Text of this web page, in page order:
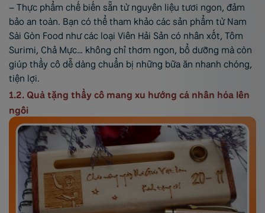
– Thực phẩm chế biến sẵn từ nguyên liệu tươi ngon, đảm
bảo an toàn. Bạn có thể tham khảo các sản phẩm từ Nam
Sài Gòn Food như các loại Viên Hải Sản có nhân xốt, Tôm
Surimi, Chả Mực… không chỉ thơm ngon, bổ dưỡng mà còn
giúp thầy cô dễ dàng chuẩn bị những bữa ăn nhanh chóng,
tiện lợi.
1.2. Quà tặng thầy cô mang xu hướng cá nhân hóa lên
ngôi